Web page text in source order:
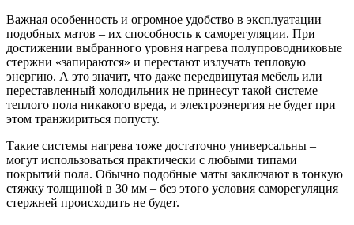
Важная особенность и огромное удобство в эксплуатации
подобных матов – их способность к саморегуляции. При
достижении выбранного уровня нагрева полупроводниковые
стержни «запираются» и перестают излучать тепловую
энергию. А это значит, что даже передвинутая мебель или
переставленный холодильник не принесут такой системе
теплого пола никакого вреда, и электроэнергия не будет при
этом транжириться попусту.
Такие системы нагрева тоже достаточно универсальны –
могут использоваться практически с любыми типами
покрытий пола. Обычно подобные маты заключают в тонкую
стяжку толщиной в 30 мм – без этого условия саморегуляция
стержней происходить не будет.